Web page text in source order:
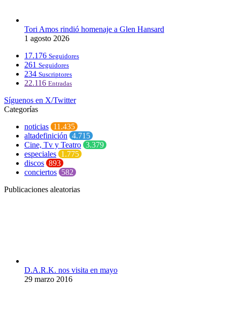
Tori Amos rindió homenaje a Glen Hansard
1 agosto 2026
17.176 Seguidores
261 Seguidores
234 Suscriptores
22.116 Entradas
Síguenos en X/Twitter
Categorías
noticias 11.435
altadefinición 4.715
Cine, Tv y Teatro 3.379
especiales 1.775
discos 893
conciertos 582
Publicaciones aleatorias
D.A.R.K. nos visita en mayo
29 marzo 2016